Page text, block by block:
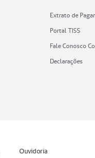
Extrato de
Portal TISS
Fale Conosco
Declarações
Ouvidoria